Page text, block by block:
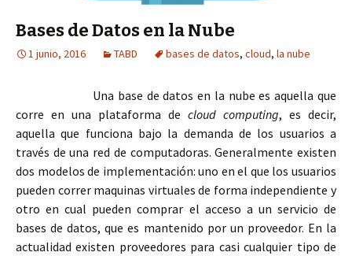
Bases de Datos en la Nube
1 junio, 2016 TABD bases de datos, cloud, la nube
Una base de datos en la nube es aquella que
corre en una plataforma de cloud computing, es decir,
aquella que funciona bajo la demanda de los usuarios a
través de una red de computadoras. Generalmente existen
dos modelos de implementación: uno en el que los usuarios
pueden correr maquinas virtuales de forma independiente y
otro en cual pueden comprar el acceso a un servicio de
bases de datos, que es mantenido por un proveedor. En la
actualidad existen proveedores para casi cualquier tipo de